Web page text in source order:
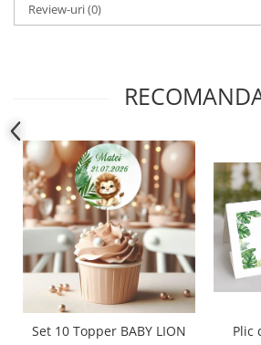
Review-uri(0)
Set 10 Topper BABY LION
Plic